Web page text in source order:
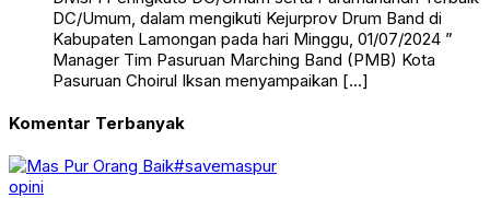
DC/Umum, dalam mengikuti Kejurprov Drum Band di
Kabupaten Lamongan pada hari Minggu, 01/07/2024 ”
Manager Tim Pasuruan Marching Band (PMB) Kota
Pasuruan Choirul Iksan menyampaikan […]
Komentar Terbanyak
opini